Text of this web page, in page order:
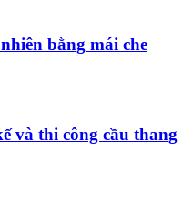
bằng mái che
và thi công cầu thang